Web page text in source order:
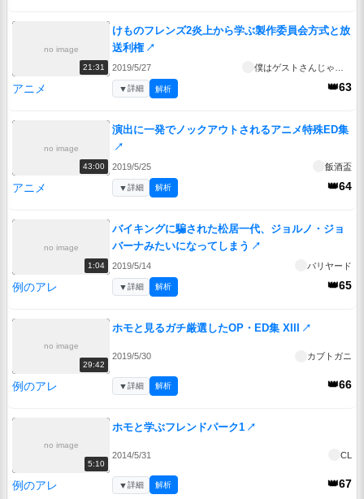
no image
21:31
けものフレンズ2炎上から学ぶ製作委員会方式と放
送利権 ↗
2019/5/27
アニメ 👑63
▼詳細 解析
no image
43:00
演出に一発でノックアウトされるアニメ特殊ED集
↗
2019/5/25 飯酒盃
アニメ 👑64
▼詳細 解析
no image
1:04
バイキングに騙された松居一代、ジョルノ・ジョ
バーナみたいになってしまう ↗
2019/5/14 バリヤード
例のアレ 👑65
▼詳細 解析
no image
29:42
ホモと見るガチ厳選したOP・ED集 XIII ↗
2019/5/30 カブトガニ
例のアレ 👑66
▼詳細 解析
no image
5:10
ホモと学ぶフレンドパーク1 ↗
2014/5/31 CL
例のアレ 👑67
▼詳細 解析